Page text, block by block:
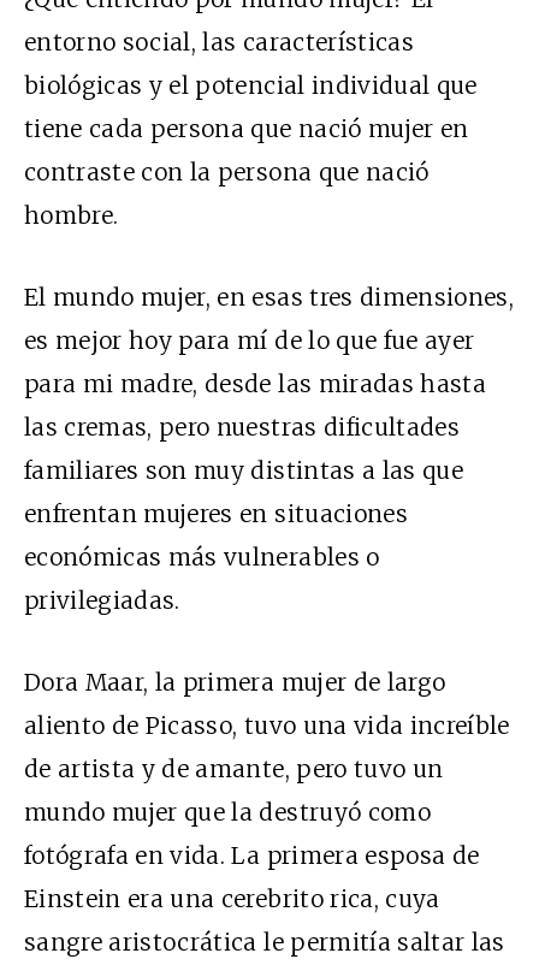
entorno social, las características
biológicas y el potencial individual que
tiene cada persona que nació mujer en
contraste con la persona que nació
hombre.
El mundo mujer, en esas tres dimensiones,
es mejor hoy para mí de lo que fue ayer
para mi madre, desde las miradas hasta
las cremas, pero nuestras dificultades
familiares son muy distintas a las que
enfrentan mujeres en situaciones
económicas más vulnerables o
privilegiadas.
Dora Maar, la primera mujer de largo
aliento de Picasso, tuvo una vida increíble
de artista y de amante, pero tuvo un
mundo mujer que la destruyó como
fotógrafa en vida. La primera esposa de
Einstein era una cerebrito rica, cuya
sangre aristocrática le permitía saltar las